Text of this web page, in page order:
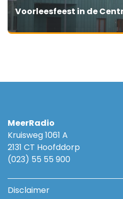
Voorleesfeest in de
MeerRadio
Kruisweg 1061 A
2131 CT Hoofddorp
(023) 55 55 900
Disclaimer